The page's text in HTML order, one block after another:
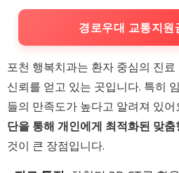
경로우대 교통지원
포천 행복치과는 환자 중심의 진
신뢰를 얻고 있는 곳입니다. 특히
들의 만족도가 높다고 알려져 있어
단을 통해 개인에게 최적화된 맞
것이 큰 장점입니다.